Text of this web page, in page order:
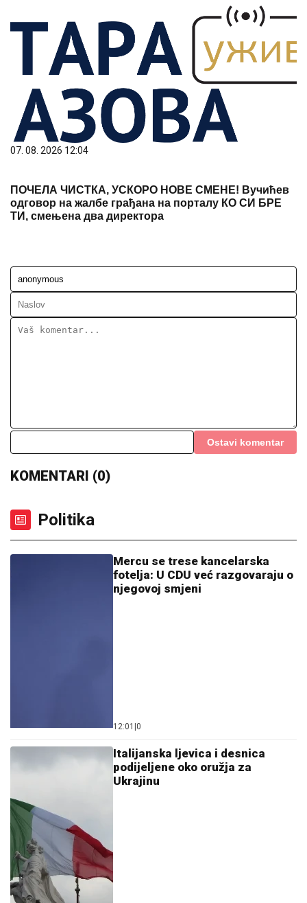
07. 08. 2026 12:04
ПОЧЕЛА ЧИСТКА, УСКОРО НОВЕ СМЕНЕ! Вучићев
одговор на жалбе грађана на порталу КО СИ БРЕ
ТИ, смењена два директора
Ostavi komentar
KOMENTARI (0)
Politika
Mercu se trese kancelarska
fotelja: U CDU već razgovaraju o
njegovoj smjeni
12:01 0
Italijanska ljevica i desnica
podijeljene oko oružja za
Ukrajinu